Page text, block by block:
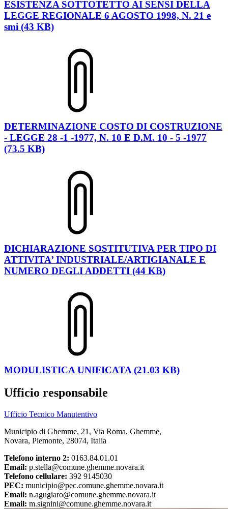
ESISTENZA SOTTOTETTO AI SENSI DELLA
LEGGE REGIONALE 6 AGOSTO 1998, N. 21 e
smi (43 KB)
DETERMINAZIONE COSTO DI COSTRUZIONE
- LEGGE 28 -1 -1977, N. 10 E D.M. 10 - 5 -1977
(73.5 KB)
DICHIARAZIONE SOSTITUTIVA PER TIPO DI
ATTIVITA’ INDUSTRIALE/ARTIGIANALE E
NUMERO DEGLI ADDETTI (44 KB)
MODULISTICA UNIFICATA (21.03 KB)
Ufficio responsabile
Ufficio Tecnico Manutentivo
Municipio di Ghemme, 21, Via Roma, Ghemme,
Novara, Piemonte, 28074, Italia
Telefono interno 2: 0163.84.01.01
Email: p.stella@comune.ghemme.novara.it
Telefono cellulare: 392 9145030
PEC: municipio@pec.comune.ghemme.novara.it
Email: n.agugiaro@comune.ghemme.novara.it
Email: m.signini@comune.ghemme.novara.it